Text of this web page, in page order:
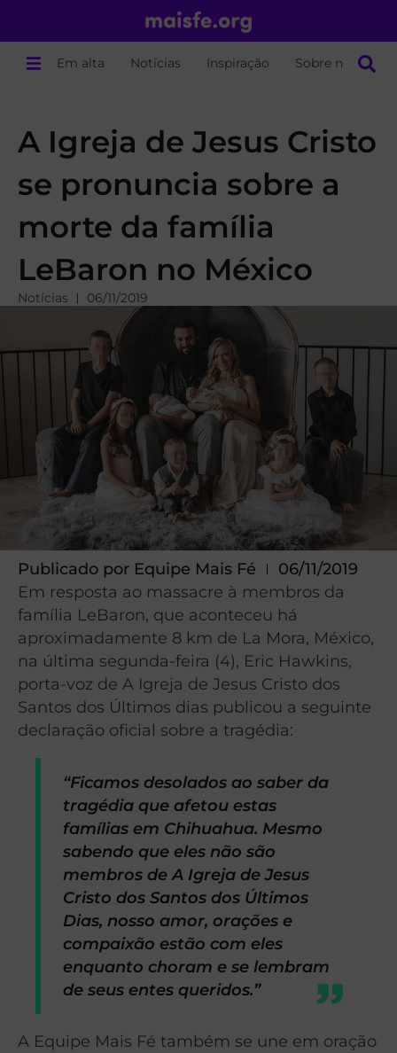
Em alta Notícias Inspiração Sobre nós
A Igreja de Jesus Cristo
se pronuncia sobre a
morte da família
LeBaron no México
Notícias 06/11/2019
Publicado por Equipe Mais Fé
06/11/2019
Em resposta ao massacre à membros da
família LeBaron, que aconteceu há
aproximadamente 8 km de La Mora, México,
na última segunda-feira (4), Eric Hawkins,
porta-voz de A Igreja de Jesus Cristo dos
Santos dos Últimos dias publicou a seguinte
declaração oficial sobre a tragédia:
“Ficamos desolados ao saber da
tragédia que afetou estas
famílias em Chihuahua. Mesmo
sabendo que eles não são
membros de A Igreja de Jesus
Cristo dos Santos dos Últimos
Dias, nosso amor, orações e
compaixão estão com eles
enquanto choram e se lembram
de seus entes queridos.”
A Equipe Mais Fé também se une em oração